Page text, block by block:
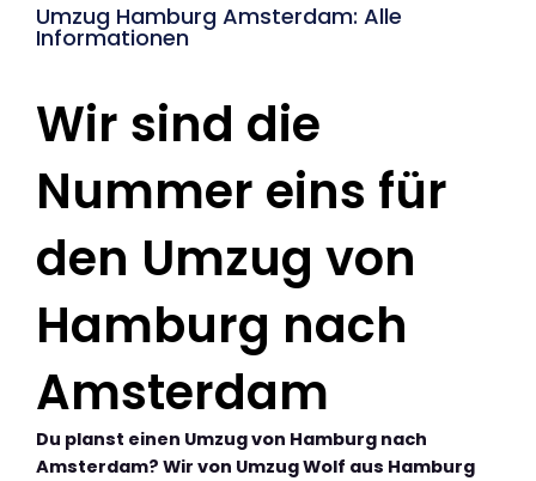
Umzug Hamburg Amsterdam: Alle
Informationen
Wir sind die
Nummer eins für
den Umzug von
Hamburg nach
Amsterdam
Du planst einen Umzug von Hamburg nach
Amsterdam? Wir von Umzug Wolf aus Hamburg